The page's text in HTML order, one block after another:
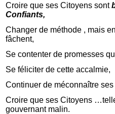
Croire que ses Citoyens sont
Confiants,
Changer de méthode , mais
fâchent,
Se contenter de promesses
Se féliciter de cette accalmie,
Continuer de méconnaître
Croire que ses Citoyens
gouvernant malin.